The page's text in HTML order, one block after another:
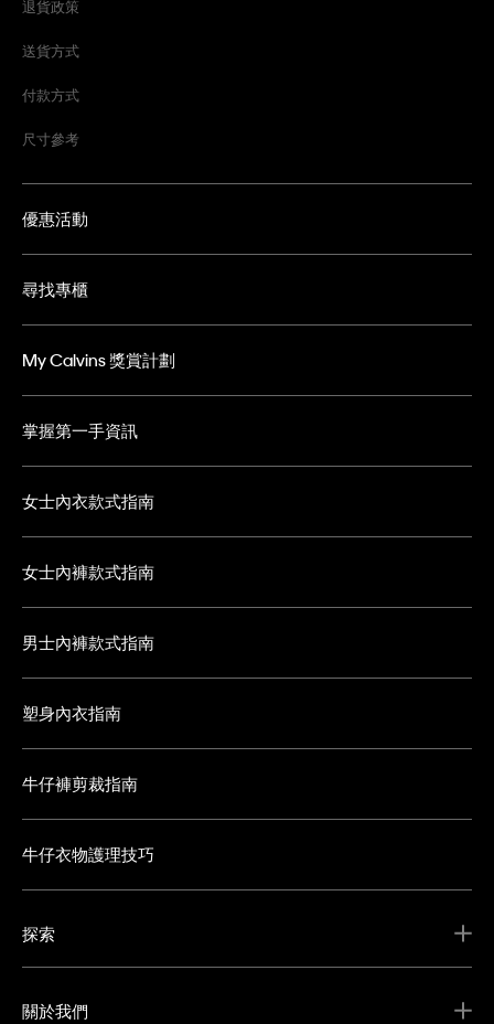
退貨政策
送貨方式
付款方式
尺寸參考
優惠活動
尋找專櫃
My Calvins 獎賞計劃
掌握第一手資訊
女士內衣款式指南
女士內褲款式指南
男士內褲款式指南
塑身內衣指南
牛仔褲剪裁指南
牛仔衣物護理技巧
探索
關於我們